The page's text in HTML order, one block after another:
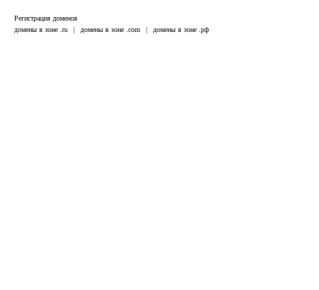
Регистрация доменов
домены в зоне .ru
| домены в зоне .com | домены в зоне .рф